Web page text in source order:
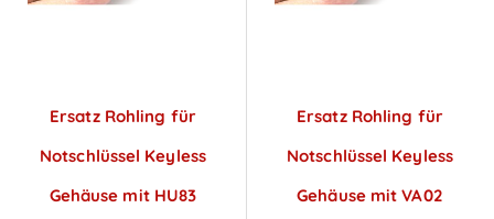
Ersatz Rohling für
Notschlüssel Keyless
Gehäuse mit HU83
Ersatz Rohling für
Notschlüssel Keyless
Gehäuse mit VA02